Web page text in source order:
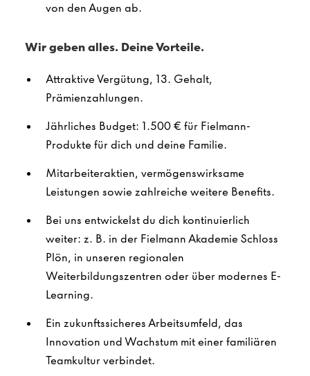
von den Augen ab.
Wir geben alles. Deine Vorteile.
Attraktive Vergütung, 13. Gehalt,
Prämienzahlungen.
Jährliches Budget: 1.500 € für Fielmann-
Produkte für dich und deine Familie.
Mitarbeiteraktien, vermögenswirksame
Leistungen sowie zahlreiche weitere Benefits.
Bei uns entwickelst du dich kontinuierlich
weiter: z. B. in der Fielmann Akademie Schloss
Plön, in unseren regionalen
Weiterbildungszentren oder über modernes E-
Learning.
Ein zukunftssicheres Arbeitsumfeld, das
Innovation und Wachstum mit einer familiären
Teamkultur verbindet.